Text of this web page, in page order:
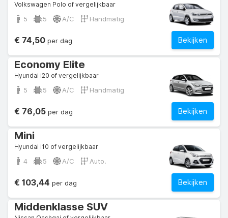
Volkswagen Polo of vergelijkbaar
5 5 A/C Handmatig
Bekijken
€ 74,50 per dag
Economy Elite
Hyundai i20 of vergelijkbaar
5 5 A/C Handmatig
Bekijken
€ 76,05 per dag
Mini
Hyundai i10 of vergelijkbaar
4 5 A/C Auto.
Bekijken
€ 103,44 per dag
Middenklasse SUV